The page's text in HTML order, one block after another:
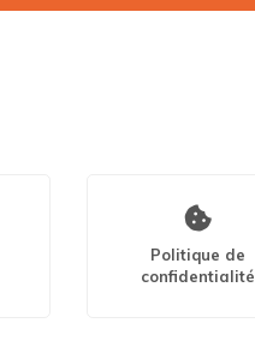
Politique de
confidentialité